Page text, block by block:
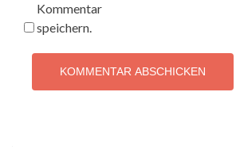
Kommentar
speichern.